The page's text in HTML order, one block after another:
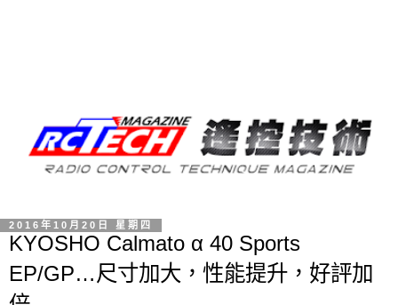
2016年10月20日 星期四
KYOSHO Calmato α 40 Sports
EP/GP…尺寸加大，性能提升，好評加